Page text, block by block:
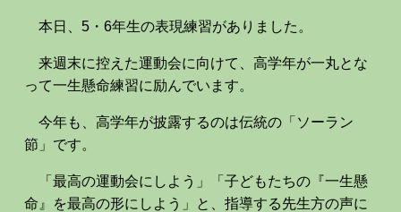
本日、5・6年生の表現練習がありました。
来週末に控えた運動会に向けて、高学年が一丸とな
って一生懸命練習に励んでいます。
今年も、高学年が披露するのは伝統の「ソーラン
節」です。
「最高の運動会にしよう」「子どもたちの『一生懸
命』を最高の形にしよう」と、指導する先生方の声に